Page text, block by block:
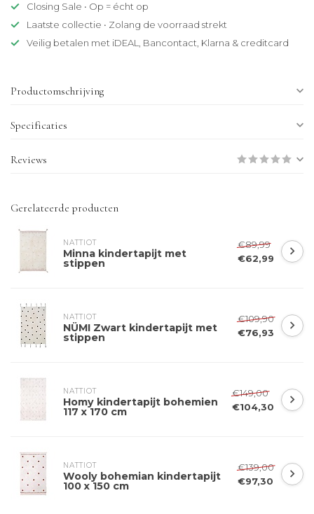
Closing Sale • Op = écht op
Laatste collectie • Zolang de voorraad strekt
Veilig betalen met iDEAL, Bancontact, Klarna & creditcard
Productomschrijving
Specificaties
Reviews
Gerelateerde producten
NATTIOT
Minna kindertapijt met
stippen
€89,99
€62,99
NATTIOT
NÜMI Zwart kindertapijt met
stippen
€109,90
€76,93
NATTIOT
Homy kindertapijt bohemien
117 x 170 cm
€149,00
€104,30
NATTIOT
Wooly bohemian kindertapijt
100 x 150 cm
€139,00
€97,30